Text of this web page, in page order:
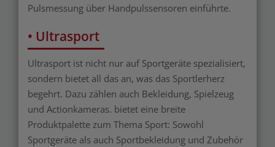
Pulsmessung über Handpulssensoren einführte.
• Ultrasport
Ultrasport ist nicht nur auf Sportgeräte spezialisiert,
sondern bietet all das an, was das Sportlerherz
begehrt. Dazu zählen auch Bekleidung, Spielzeug
und Actionkameras. bietet eine breite
Produktpalette zum Thema Sport: Sowohl
Sportgeräte als auch Sportbekleidung und Zubehör